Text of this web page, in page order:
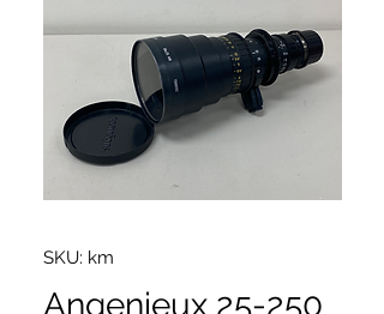
SKU: km
Angenieux 25-250